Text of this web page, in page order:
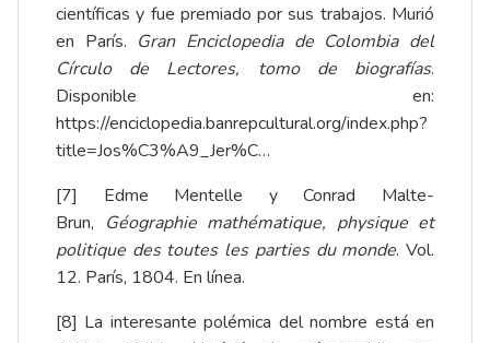
científicas y fue premiado por sus trabajos. Murió
en París. Gran Enciclopedia de Colombia del
Círculo de Lectores, tomo de biografías.
Disponible en:
https://enciclopedia.banrepcultural.org/index.php?
title=Jos%C3%A9_Jer%C…
[7] Edme Mentelle y Conrad Malte-
Brun, Géographie mathématique, physique et
politique des toutes les parties du monde. Vol.
12. París, 1804. En línea.
[8] La interesante polémica del nombre está en